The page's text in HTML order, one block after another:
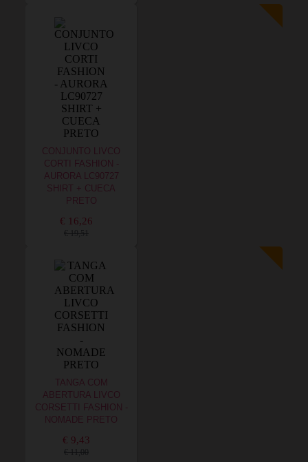
CONJUNTO LIVCO
CORTI FASHION -
AURORA LC90727
SHIRT + CUECA
PRETO
€ 16,26
€ 19,51
TANGA COM
ABERTURA LIVCO
CORSETTI FASHION -
NOMADE PRETO
€ 9,43
€ 11,00